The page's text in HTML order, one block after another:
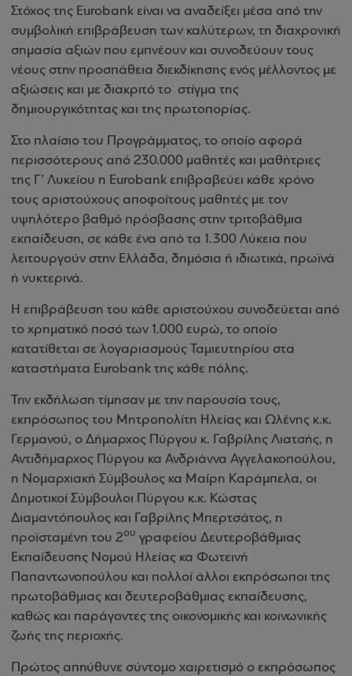
Στόχος της Eurobank είναι να αναδείξει μέσα από την
συμβολική επιβράβευση των καλύτερων, τη διαχρονική
σημασία αξιών που εμπνέουν και συνοδεύουν τους
νέους στην προσπάθεια διεκδίκησης ενός μέλλοντος με
αξιώσεις και με διακριτό το στίγμα της
δημιουργικότητας και της πρωτοπορίας.
Στο πλαίσιο του Προγράμματος, το οποίο αφορά
περισσότερους από 230.000 μαθητές και μαθήτριες
της Γ’ Λυκείου η Eurobank επιβραβεύει κάθε χρόνο
τους αριστούχους αποφοίτους μαθητές με τον
υψηλότερο βαθμό πρόσβασης στην τριτοβάθμια
εκπαίδευση, σε κάθε ένα από τα 1.300 Λύκεια που
λειτουργούν στην Ελλάδα, δημόσια ή ιδιωτικά, πρωϊνά
ή νυκτερινά.
Η επιβράβευση του κάθε αριστούχου συνοδεύεται από
το χρηματικό ποσό των 1.000 ευρώ, το οποίο
κατατίθεται σε λογαριασμούς Ταμιευτηρίου στα
καταστήματα Eurobank της κάθε πόλης.
Την εκδήλωση τίμησαν με την παρουσία τους,
εκπρόσωπος του Μητροπολίτη Ηλείας και Ωλένης κ.κ.
Γερμανού, ο Δήμαρχος Πύργου κ. Γαβρίλης Λιατσής, η
Αντιδήμαρχος Πύργου κα Ανδριάννα Αγγελακοπούλου,
η Νομαρχιακή Σύμβουλος κα Μαίρη Καράμπελα, οι
Δημοτικοί Σύμβουλοι Πύργου κ.κ. Κώστας
Διαμαντόπουλος και Γαβρίλης Μπερτσάτος, η
προϊσταμένη του 2ου γραφείου Δευτεροβάθμιας
Εκπαίδευσης Νομού Ηλείας κα Φωτεινή
Παπαντωνοπούλου και πολλοί άλλοι εκπρόσωποι της
πρωτοβάθμιας και δευτεροβάθμιας εκπαίδευσης,
καθώς και παράγοντες της οικονομικής και κοινωνικής
ζωής της περιοχής.
Πρώτος απηύθυνε σύντομο χαιρετισμό ο εκπρόσωπος